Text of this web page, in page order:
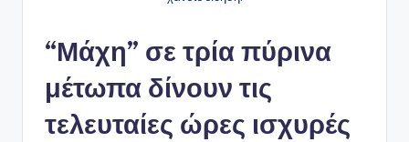
“Μάχη” σε τρία πύρινα
μέτωπα δίνουν τις
τελευταίες ώρες ισχυρές